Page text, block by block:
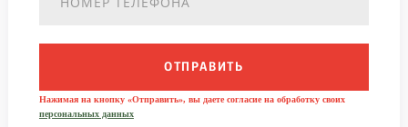
ОТПРАВИТЬ
Нажимая на кнопку «Отправить», вы даете согласие на обработку своих
персональных данных